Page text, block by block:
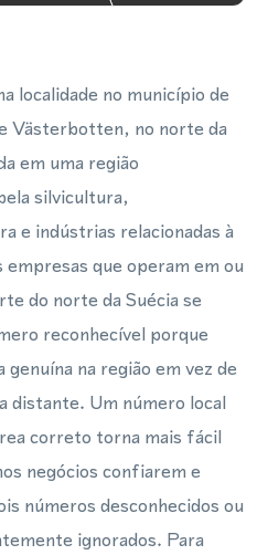
localidade no município de
Västerbotten, no norte da
em uma região
silvicultura,
e indústrias relacionadas à
que operam em ou
do norte da Suécia se
reconhecível porque
na região em vez de
distante. Um número local
correto torna mais fácil
negócios confiarem e
números desconhecidos ou
ignorados. Para